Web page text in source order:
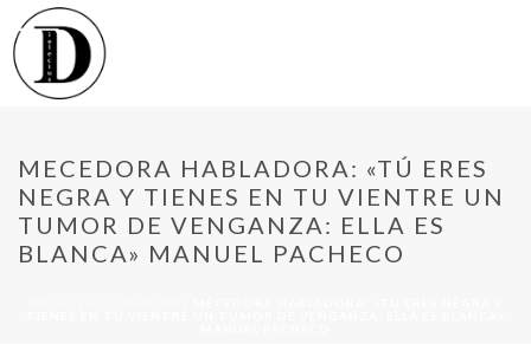
MECEDORA HABLADORA: «TÚ ERES
NEGRA Y TIENES EN TU VIENTRE UN
TUMOR DE VENGANZA: ELLA ES
BLANCA» MANUEL PACHECO